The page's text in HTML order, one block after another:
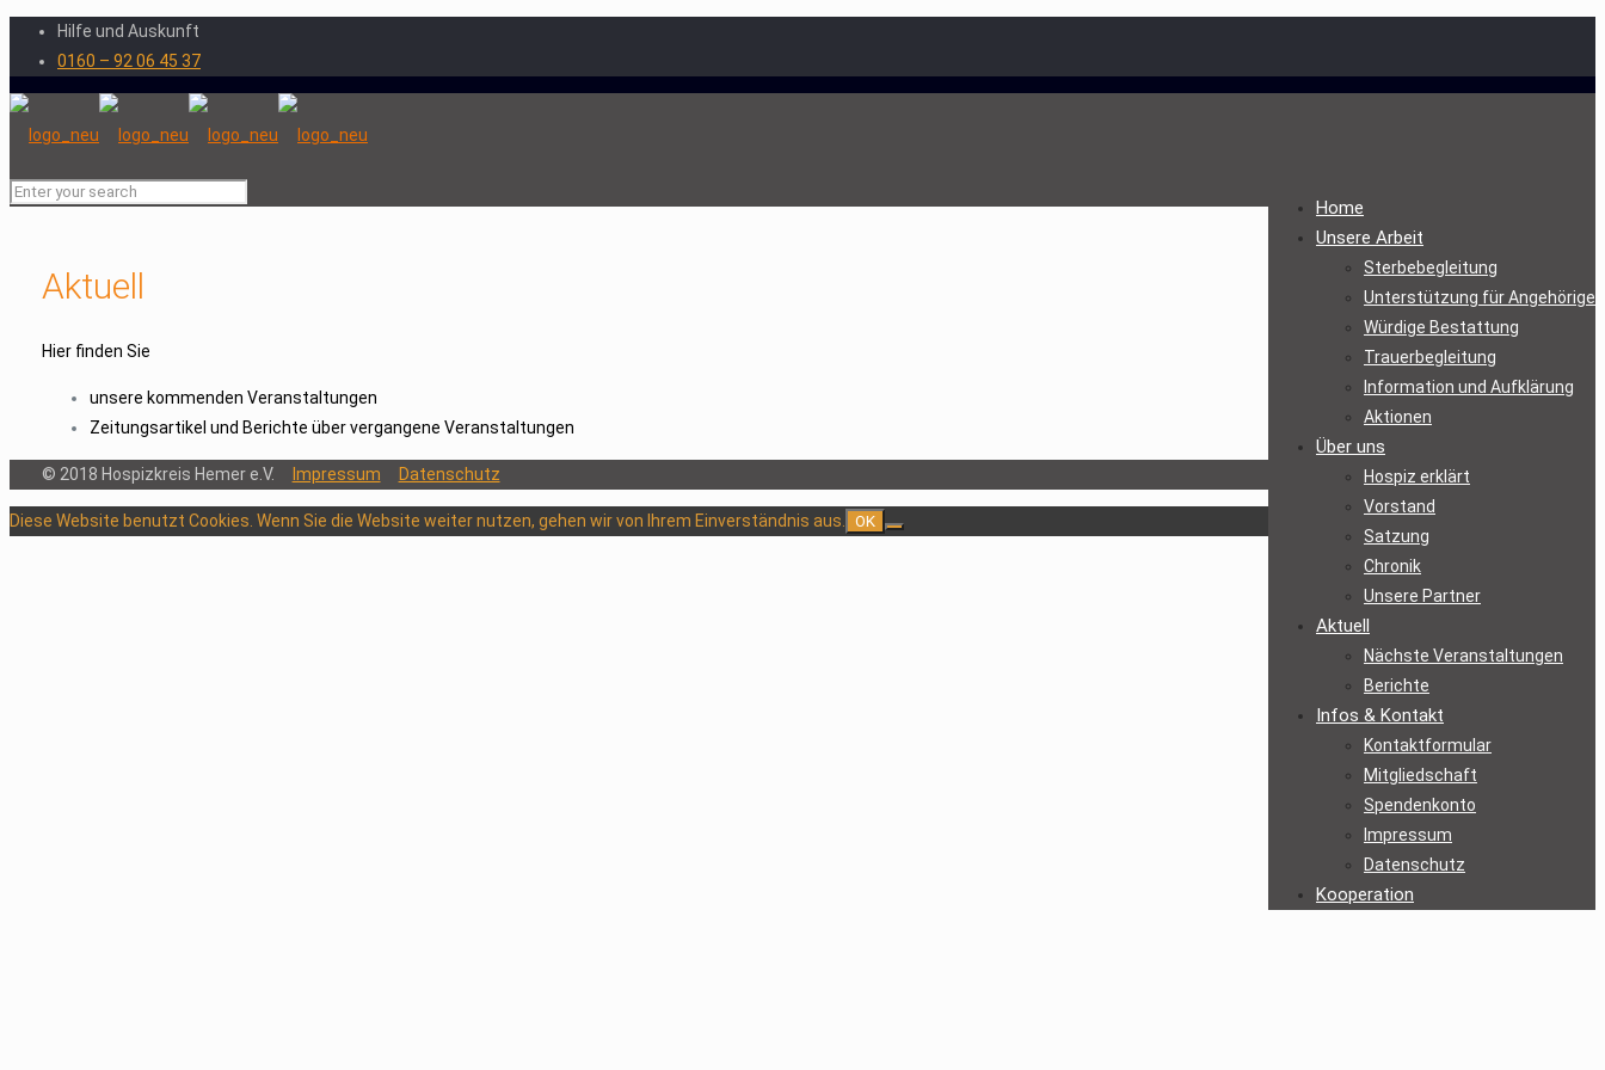
Hilfe und Auskunft
0160 – 92 06 45 37
Home
Unsere Arbeit
Sterbebegleitung
Unterstützung für Angehörige
Würdige Bestattung
Trauerbegleitung
Information und Aufklärung
Aktionen
Über uns
Hospiz erklärt
Vorstand
Satzung
Chronik
Unsere Partner
Aktuell
Nächste Veranstaltungen
Berichte
Infos & Kontakt
Kontaktformular
Mitgliedschaft
Spendenkonto
Impressum
Datenschutz
Kooperation
Aktuell
Hier finden Sie
unsere kommenden Veranstaltungen
Zeitungsartikel und Berichte über vergangene Veranstaltungen
© 2018 Hospizkreis Hemer e.V. Impressum Datenschutz
Diese Website benutzt Cookies. Wenn Sie die Website weiter nutzen, gehen wir von Ihrem Einverständnis aus. OK